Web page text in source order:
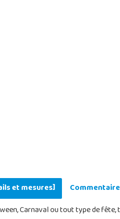
et mesures]
Carnaval ou tout type de